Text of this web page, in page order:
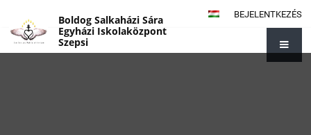
BEJELENTKEZÉS
Boldog Salkaházi Sára
Egyházi Iskolaközpont
Szepsi